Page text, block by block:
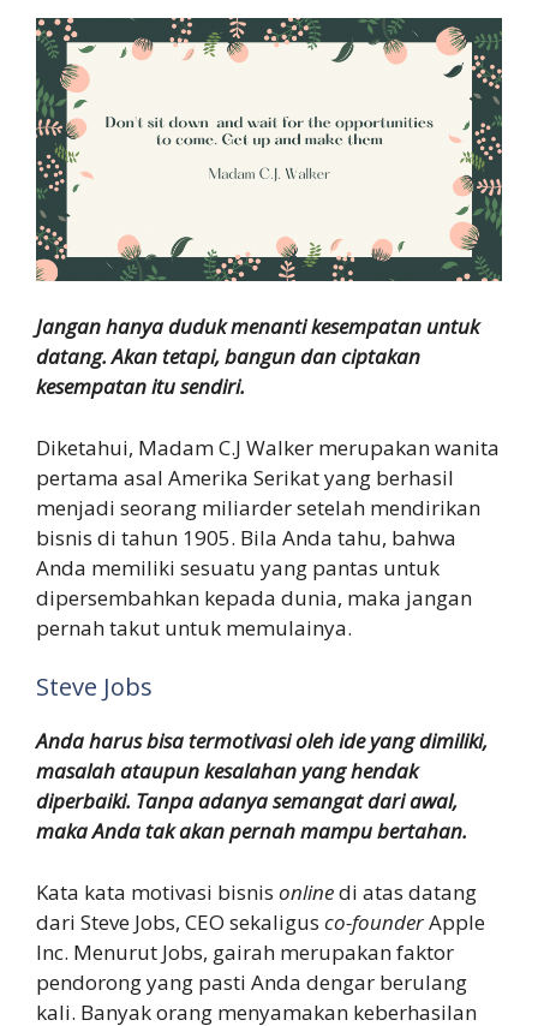
Jangan hanya duduk menanti kesempatan untuk
datang. Akan tetapi, bangun dan ciptakan
kesempatan itu sendiri.
Diketahui, Madam C.J Walker merupakan wanita
pertama asal Amerika Serikat yang berhasil
menjadi seorang miliarder setelah mendirikan
bisnis di tahun 1905. Bila Anda tahu, bahwa
Anda memiliki sesuatu yang pantas untuk
dipersembahkan kepada dunia, maka jangan
pernah takut untuk memulainya.
Steve Jobs
Anda harus bisa termotivasi oleh ide yang dimiliki,
masalah ataupun kesalahan yang hendak
diperbaiki. Tanpa adanya semangat dari awal,
maka Anda tak akan pernah mampu bertahan.
Kata kata motivasi bisnis onlinedi atas datang
dari Steve Jobs, CEO sekaligus co-founderApple
Inc. Menurut Jobs, gairah merupakan faktor
pendorong yang pasti Anda dengar berulang
kali. Banyak orang menyamakan keberhasilan